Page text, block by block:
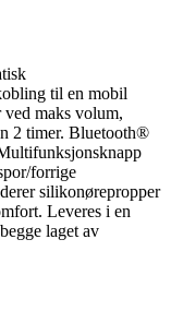
til en mobil
maks volum,
2 timer. Bluetooth®
forrige
silikonørepropper
Leveres i en
laget av